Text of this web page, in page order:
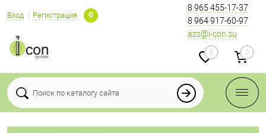
Вход Регистрация
8 965 455-17-37
8 964 917-60-97
azs@i-con.su
0 0